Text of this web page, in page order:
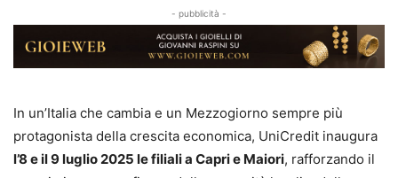
- pubblicità -
In un’Italia che cambia e un Mezzogiorno sempre più
protagonista della crescita economica, UniCredit inaugura
l’8 e il 9 luglio 2025 le filiali a Capri e Maiori, rafforzando il